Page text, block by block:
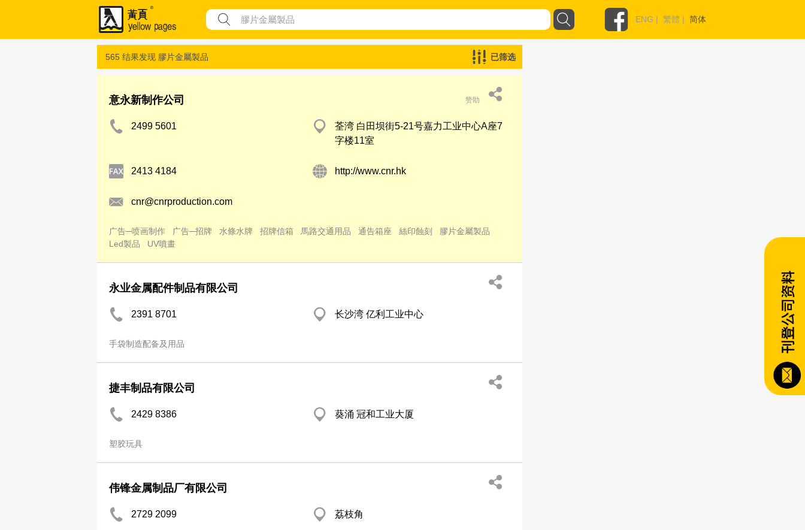
ENG | 繁體 | 简体
565 结果发现 膠片金屬製品 已筛选
意永新制作公司 赞助
2499 5601
荃湾 白田坝街5-21号嘉力工业中心A座7
字楼11室
2413 4184 http://www.cnr.hk
cnr@cnrproduction.com
广告─喷画制作 广告─招牌 水條水牌 招牌信箱 馬路交通用品 通告箱座 絲印蝕刻
膠片金屬製品
Led製品
UV噴畫
永业金属配件制品有限公司
2391 8701 长沙湾 亿利工业中心
手袋制造配备及用品
捷丰制品有限公司
2429 8386 葵涌 冠和工业大厦
塑胶玩具
伟锋金属制品厂有限公司
2729 2099 荔枝角